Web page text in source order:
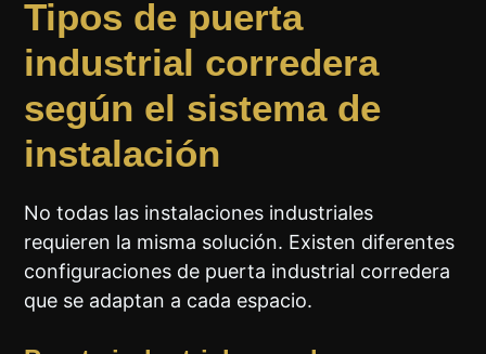
Tipos de puerta
industrial corredera
según el sistema de
instalación
No todas las instalaciones industriales
requieren la misma solución. Existen diferentes
configuraciones de puerta industrial corredera
que se adaptan a cada espacio.